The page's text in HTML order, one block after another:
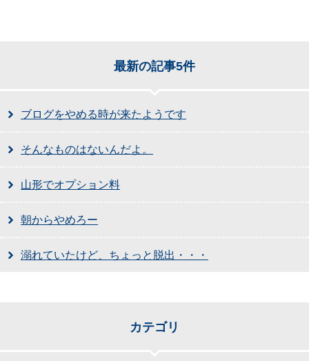
最新の記事5件
ブログをやめる時が来たようです
そんなものはないんだよ。
山形でオプション料
朝からやめろー
溺れていたけど、ちょっと脱出・・・
カテゴリ